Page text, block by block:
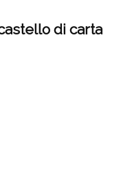
di carta